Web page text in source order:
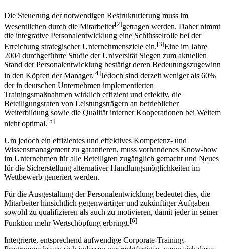
Die Steuerung der notwendigen Restrukturierung muss im
Wesentlichen durch die Mitarbeiter[2]getragen werden. Daher nimmt
die integrative Personalentwicklung eine Schlüsselrolle bei der
Erreichung strategischer Unternehmensziele ein.[3]Eine im Jahre
2004 durchgeführte Studie der Universität Siegen zum aktuellen
Stand der Personalentwicklung bestätigt deren Bedeutungszugewinn
in den Köpfen der Manager.[4]Jedoch sind derzeit weniger als 60%
der in deutschen Unternehmen implementierten
Trainingsmaßnahmen wirklich effizient und effektiv, die
Beteiligungsraten von Leistungsträgern an betrieblicher
Weiterbildung sowie die Qualität interner Kooperationen bei Weitem
nicht optimal.[5]
Um jedoch ein effizientes und effektives Kompetenz- und
Wissensmanagement zu garantieren, muss vorhandenes Know-how
im Unternehmen für alle Beteiligten zugänglich gemacht und Neues
für die Sicherstellung alternativer Handlungsmöglichkeiten im
Wettbewerb generiert werden.
Für die Ausgestaltung der Personalentwicklung bedeutet dies, die
Mitarbeiter hinsichtlich gegenwärtiger und zukünftiger Aufgaben
sowohl zu qualifizieren als auch zu motivieren, damit jeder in seiner
Funktion mehr Wertschöpfung erbringt.[6]
Integrierte, entsprechend aufwendige Corporate-Training-